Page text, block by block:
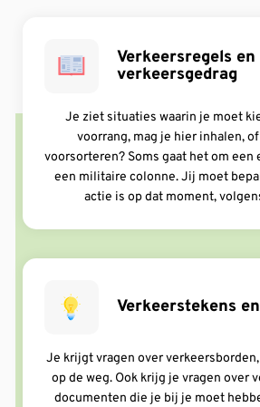
Verkeersregels en
verkeersgedrag
Je ziet situaties waarin je moet
voorrang, mag je hier inhalen,
voorsorteren? Soms gaat het om een
een militaire colonne. Jij moet
actie is op dat moment,
Verkeerstekens
Je krijgt vragen over
op de weg. Ook krijg je vragen over
documenten die je bij je moet